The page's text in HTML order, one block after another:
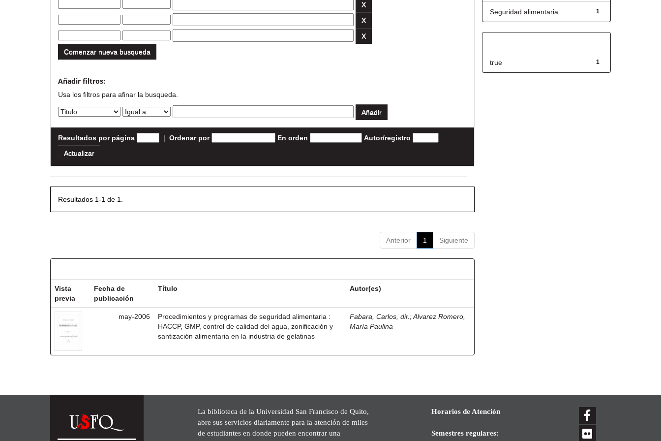
Comenzar nueva busqueda
Añadir filtros:
Usa los filtros para afinar la busqueda.
Resultados por página | Ordenar por En orden Autor/registro
Resultados 1-1 de 1.
Anterior 1 Siguiente
Vista
previa
Fecha de
publicación
Título Autor(es)
may-2006
Procedimientos y programas de seguridad alimentaria :
HACCP, GMP, control de calidad del agua, zonificación y
santización alimentaria en la industria de gelatinas
Fabara, Carlos, dir. ;Alvarez Romero,
María Paulina
1
Seguridad alimentaria
1
true
La biblioteca de la Universidad San Francisco de Quito,
abre sus servicios diariamente para la atención de miles
de estudiantes en donde pueden encontrar una
Horarios de Atención
Semestres regulares: